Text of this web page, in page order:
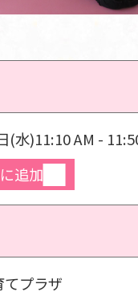
(水)11:10 AM -
追加
プラザ